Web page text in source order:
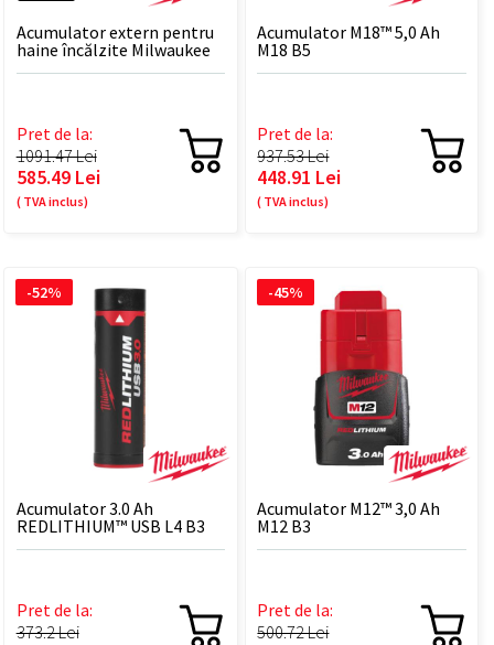
Acumulator extern pentru
haine încălzite Milwaukee
M12™ IRPSU3-0
Pret de la:
1091.47 Lei
585.49 Lei
( TVA inclus)
Acumulator M18™ 5,0 Ah
M18 B5
Pret de la:
937.53 Lei
448.91 Lei
( TVA inclus)
Acumulator 3.0 Ah
REDLITHIUM™ USB L4 B3
Pret de la:
373.2 Lei
-52%
Acumulator M12™ 3,0 Ah
M12 B3
Pret de la:
500.72 Lei
-45%